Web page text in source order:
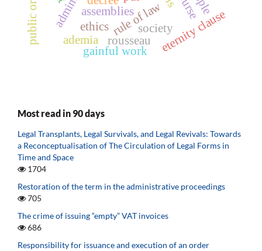
ethicsrule of laweternity clause
assemblies
ademia rousseau
gainful work
society
Most read in 90 days
Legal Transplants, Legal Survivals, and Legal Revivals: Towards
a Reconceptualisation of The Circulation of Legal Forms in
Time and Space
1704
Restoration of the term in the administrative proceedings
705
The crime of issuing “empty” VAT invoices
686
Responsibility for issuance and execution of an order